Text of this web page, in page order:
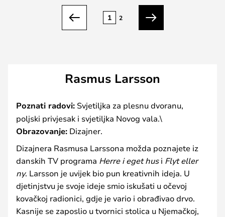
Prethodno
1 2
Sljedeći
Rasmus Larsson
Poznati radovi: Svjetiljka za plesnu dvoranu,
poljski privjesak i svjetiljka Novog vala.\
Obrazovanje: Dizajner.
Dizajnera Rasmusa Larssona možda poznajete iz
danskih TV programa Herre i eget husi Flyt eller
ny. Larsson je uvijek bio pun kreativnih ideja. U
djetinjstvu je svoje ideje smio iskušati u očevoj
kovačkoj radionici, gdje je vario i obrađivao drvo.
Kasnije se zaposlio u tvornici stolica u Njemačkoj,